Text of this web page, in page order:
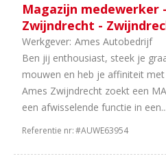
38
uur
24
uur
16
uur
20
uur
Magazijn medewerker
Zwijndrecht -
Werkgever: Ames Autobedrijf
Ben jij enthousiast, steek je
mouwen en heb je affiniteit
Ames Zwijndrecht zoekt een
een afwisselende functie in een...
Referentie nr:#AUWE63954